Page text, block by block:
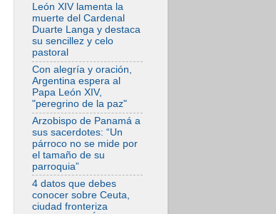
del Evangelio
07.08.2026
SIGNIS 2026, dar
voz a las religiosas
en el espacio
público
07.08.2026
Lanzan un proyecto
de empoderamiento
digital para mujeres
líderes en África
07.08.2026
Programa oficial del
Viaje Apostólico del
Papa León XIV a
Francia
07.08.2026
León XIV lamenta la
muerte del Cardenal
Duarte Langa y destaca
su sencillez y celo
pastoral
Con alegría y oración,
Argentina espera al
Papa León XIV,
"peregrino de la paz"
Arzobispo de Panamá a
sus sacerdotes: “Un
párroco no se mide por
el tamaño de su
parroquia”
4 datos que debes
conocer sobre Ceuta,
ciudad fronteriza